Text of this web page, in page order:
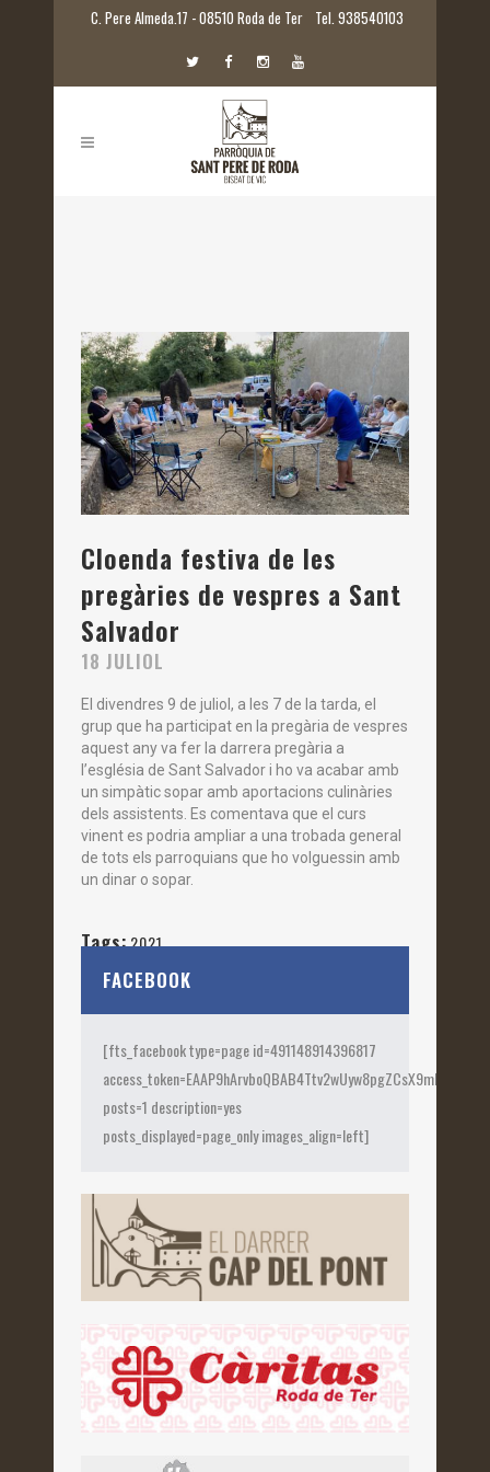
C. Pere Almeda.17 - 08510 Roda de Ter Tel. 938540103
Cloenda festiva de les
pregàries de vespres a Sant
Salvador
18 JULIOL
El divendres 9 de juliol, a les 7 de la tarda, el
grup que ha participat en la pregària de vespres
aquest any va fer la darrera pregària a
l’església de Sant Salvador i ho va acabar amb
un simpàtic sopar amb aportacions culinàries
dels assistents. Es comentava que el curs
vinent es podria ampliar a una trobada general
de tots els parroquians que ho volguessin amb
un dinar o sopar.
Tags:2021
FACEBOOK
[fts_facebook type=page id=491148914396817
posts=1 description=yes
posts_displayed=page_only images_align=left]